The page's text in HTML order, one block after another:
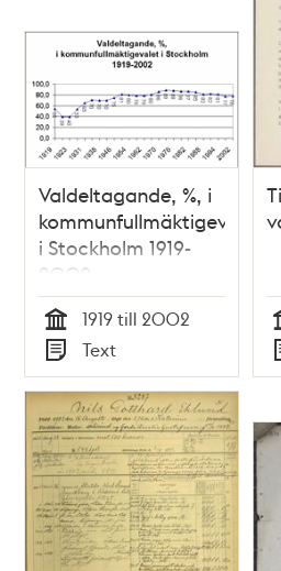
Valdeltagande, %, i
kommunfullmäktigevalet
i Stockholm 1919-
2002
Tid
1919 till 2002
Typ
Text